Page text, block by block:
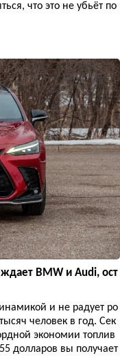
что это не убьёт по
BMW и Audi, ост
и не радует ро
человек в год. Сек
экономии топлив
долларов вы получает